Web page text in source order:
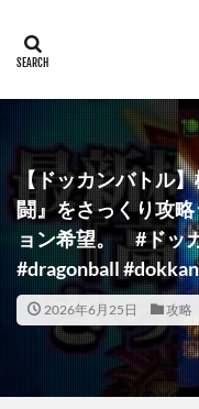
【ドッカンバトル
闘』をさっくり攻
ョン希望。 #ドッ
#dragonball
2026年6月25日 攻略